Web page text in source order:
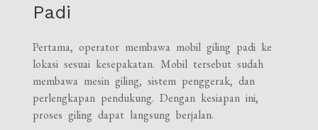
Padi
Pertama, operator membawa mobil giling padi ke
lokasi sesuai kesepakatan. Mobil tersebut sudah
membawa mesin giling, sistem penggerak, dan
perlengkapan pendukung. Dengan kesiapan ini,
proses giling dapat langsung berjalan.